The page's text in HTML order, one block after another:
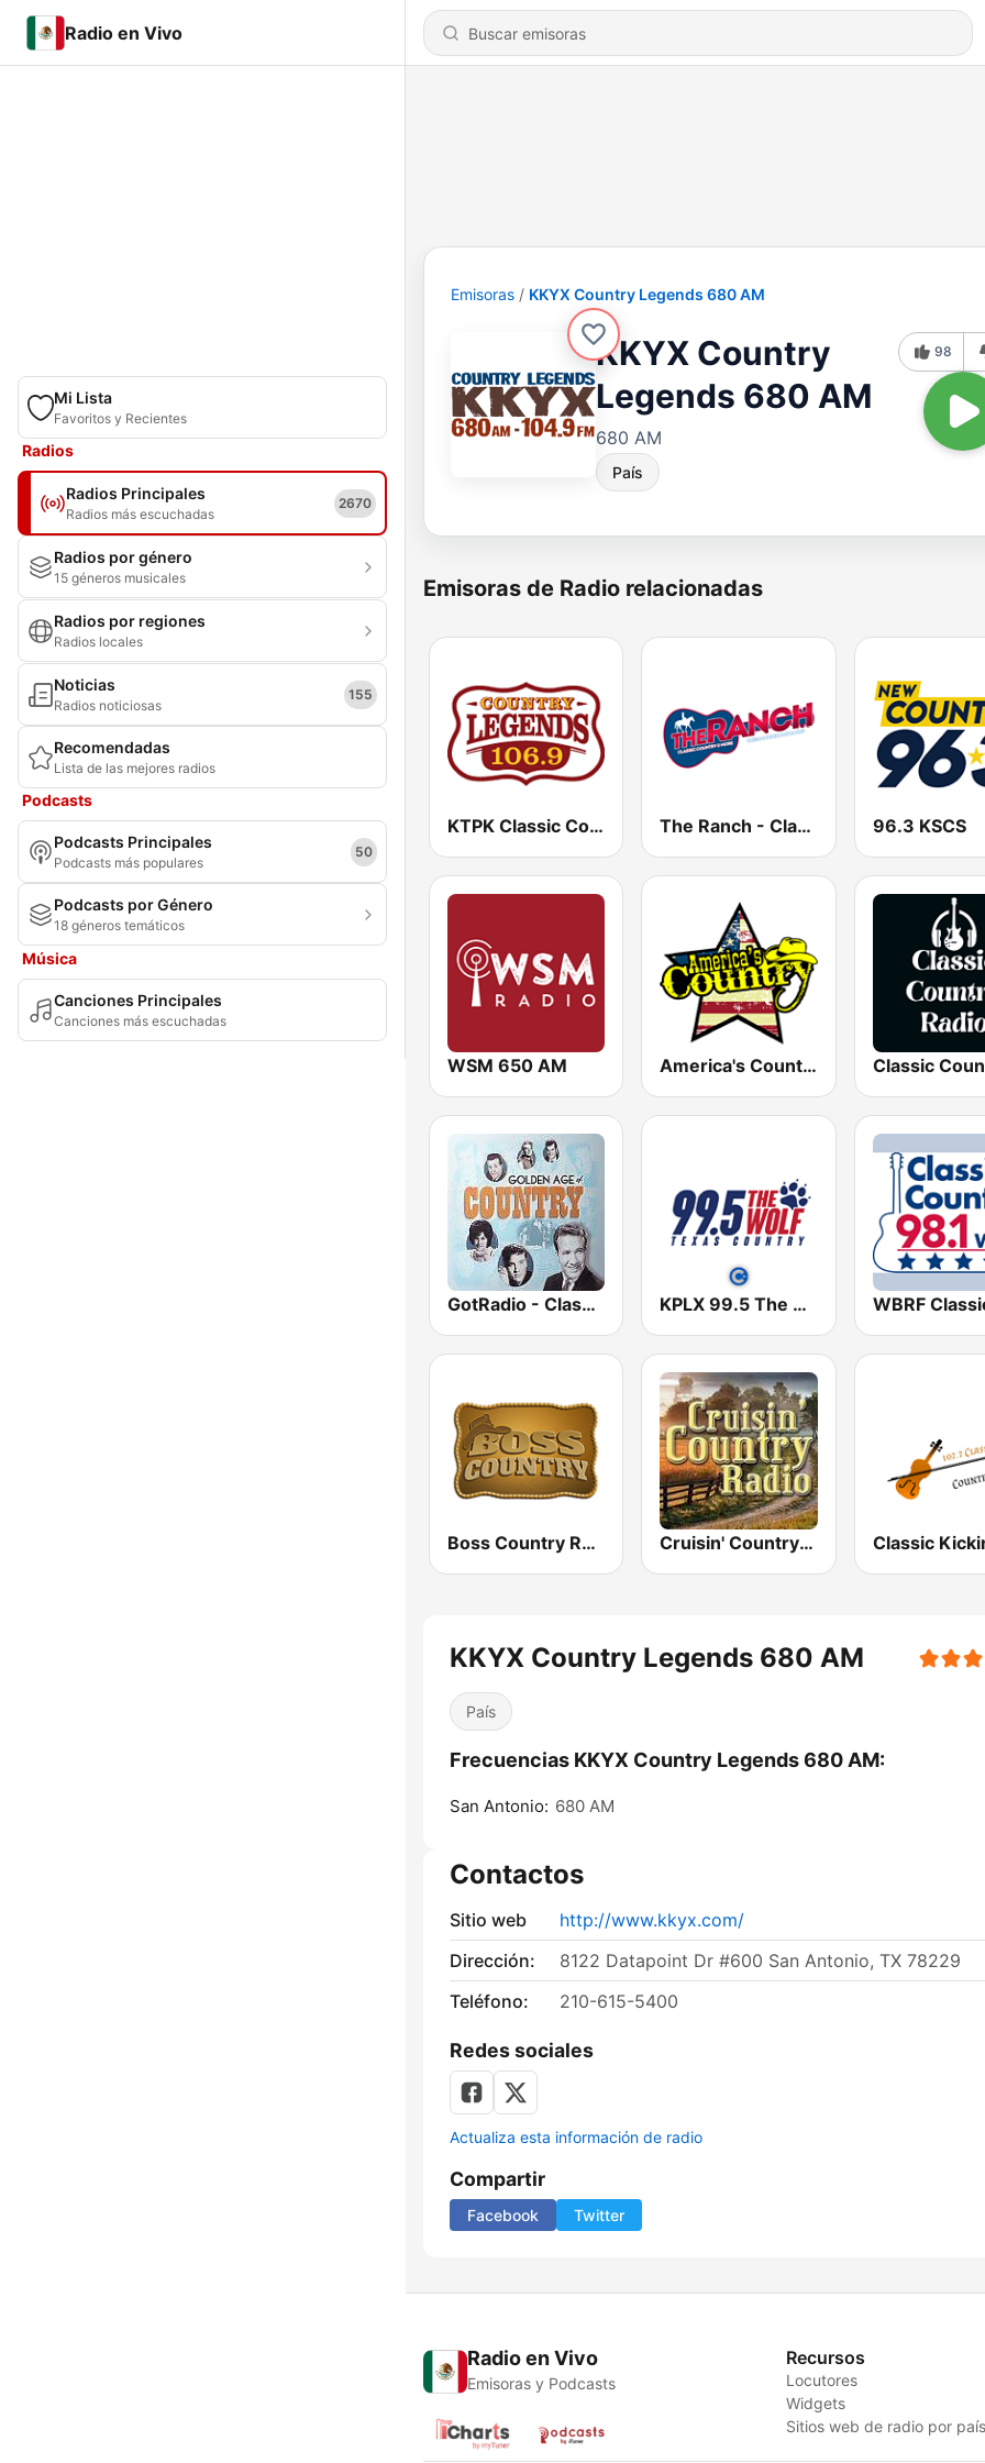
Radio en Vivo
Mi Lista
Favoritos y Recientes
Radios
Radios Principales
Radios más escuchadas
2670
Radios por género
15 géneros musicales
Radios por regiones
Radios locales
Noticias
Radios noticiosas
155
Recomendadas
Lista de las mejores radios
Podcasts
Podcasts Principales
Podcasts más populares
50
Podcasts por Género
18 géneros temáticos
Música
Canciones Principales
Canciones más escuchadas
Emisoras KKYX Country Legends 680 AM
KKYX Country
Legends 680 AM
680 AM
País
98
Emisoras de Radio relacionadas
KTPK Classic Country 106.9 The Ranch - Classic Country 96.3 KSCS
WSM 650 AM America's Country
GotRadio - Classic Country KPLX 99.5 The Wolf FM
Boss Country Radio Cruisin' Country Radio
KKYX Country Legends 680 AM
País
Frecuencias KKYX Country Legends 680 AM:
San Antonio: 680 AM
Contactos
Sitio web
http://www.kkyx.com/
Dirección:
8122 Datapoint Dr #600 San Antonio, TX 78229
Teléfono:
210-615-5400
Redes sociales
Actualiza esta información de radio
Compartir
Facebook Twitter
Radio en Vivo
Emisoras y Podcasts
Recursos
Locutores
Widgets
Sitios web de radio por país